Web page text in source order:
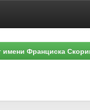
имени Франциска